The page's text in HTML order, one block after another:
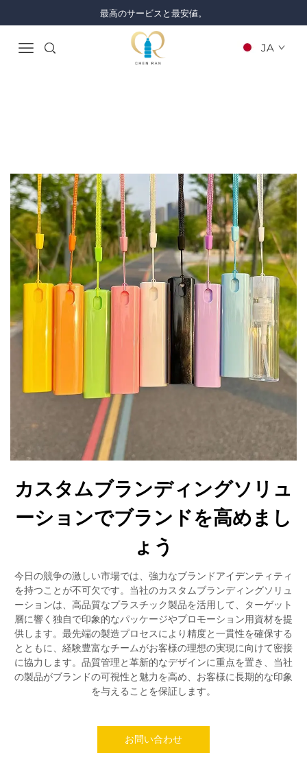
最高のサービスと最安値。
JA
カスタムブランディングソリュ
ーションでブランドを高めまし
ょう
今日の競争の激しい市場では、強力なブランドアイデンティティ
を持つことが不可欠です。当社のカスタムブランディングソリュ
ーションは、高品質なプラスチック製品を活用して、ターゲット
層に響く独自で印象的なパッケージやプロモーション用資材を提
供します。最先端の製造プロセスにより精度と一貫性を確保する
とともに、経験豊富なチームがお客様の理想の実現に向けて密接
に協力します。品質管理と革新的なデザインに重点を置き、当社
の製品がブランドの可視性と魅力を高め、お客様に長期的な印象
を与えることを保証します。
お問い合わせ